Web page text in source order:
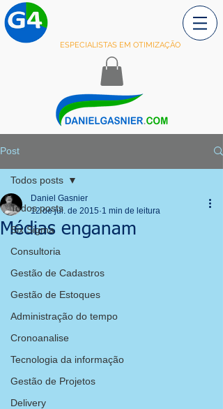
ESPECIALISTAS EM OTIMIZAÇÃO
Post
Todos posts
Six Sigma
Consultoria
Gestão de Cadastros
Gestão de Estoques
Administração do tempo
Cronoanalise
Tecnologia da informação
Gestão de Projetos
Delivery
Todos posts
Médias enganam
Daniel Gasnier
12 de jul. de 2015 1 min de leitura